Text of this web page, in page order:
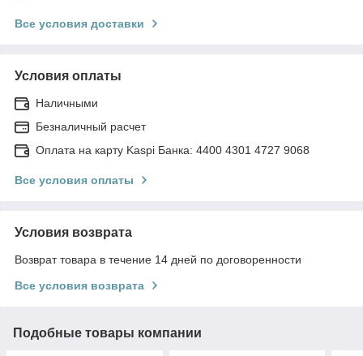
Все условия доставки
Условия оплаты
Наличными
Безналичный расчет
Оплата на карту Kaspi Банка: 4400 4301 4727 9068
Все условия оплаты
Условия возврата
Возврат товара в течение 14 дней по договоренности
Все условия возврата
Подобные товары компании